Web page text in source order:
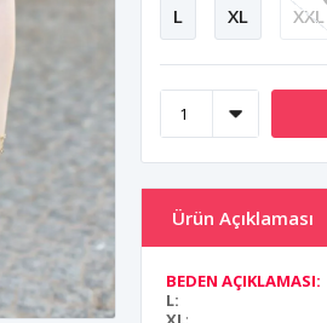
L XL XXL
Ürün Açıklaması
BEDEN AÇIKLAMASI:
L: